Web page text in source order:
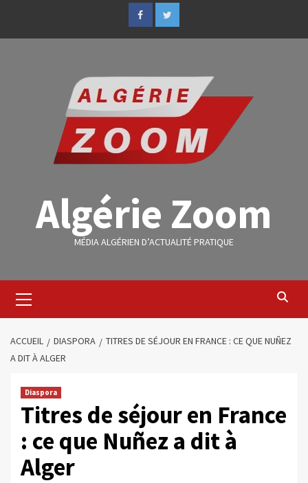
Algérie Zoom
MÉDIA ALGÉRIEN D’ACTUALITÉ PRATIQUE
ACCUEIL DIASPORA
TITRES DE SÉJOUR EN FRANCE : CE QUE NUÑEZ
A DIT À ALGER
Diaspora
Titres de séjour en France
: ce que Nuñez a dit à
Alger